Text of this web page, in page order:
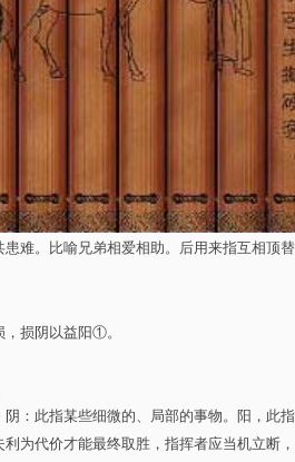
患难。比喻兄弟相爱相助。后用来指互相顶
损阴以益阳①。
阴：此指某些细微的、局部的事物。阳，此
利为代价才能最终取胜，指挥者应当机立断